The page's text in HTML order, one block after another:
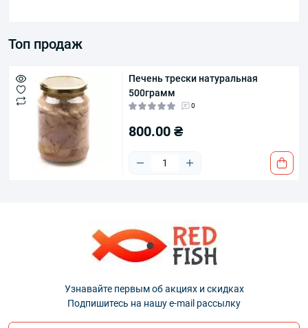
Топ продаж
Печень трески натуральная
500грамм
0
800.00 ₴
Узнавайте первым об акциях и скидках
Подпишитесь на нашу e-mail рассылку